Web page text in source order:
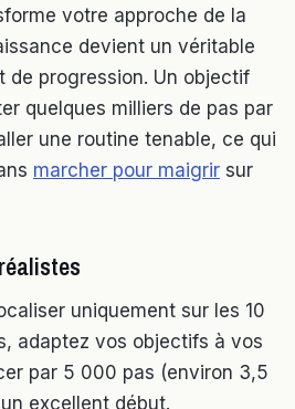
votre approche de la
devient un véritable
de progression. Un objectif
quelques milliers de pas par
une routine tenable, ce qui
marcher pour maigrir sur
uniquement sur les 10
adaptez vos objectifs à vos
par 5 000 pas (environ 3,5
excellent début.